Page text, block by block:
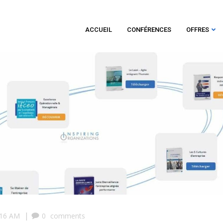
ACCUEIL CONFÉRENCES OFFRES
AM | 0 comments